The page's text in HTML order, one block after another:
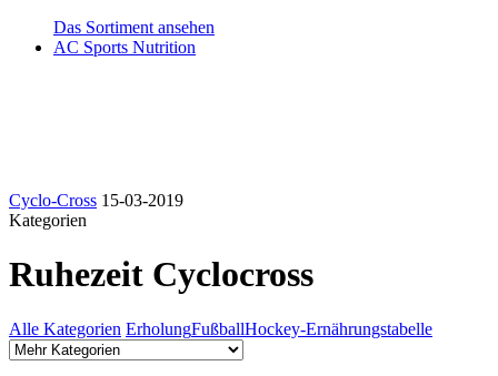
Das Sortiment ansehen
AC Sports Nutrition
Cyclo-Cross 15-03-2019
Kategorien
Ruhezeit Cyclocross
Alle Kategorien ErholungFußballHockey-Ernährungstabelle